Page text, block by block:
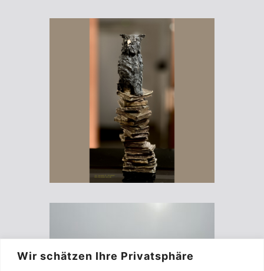
Wir schätzen Ihre Privatsphäre